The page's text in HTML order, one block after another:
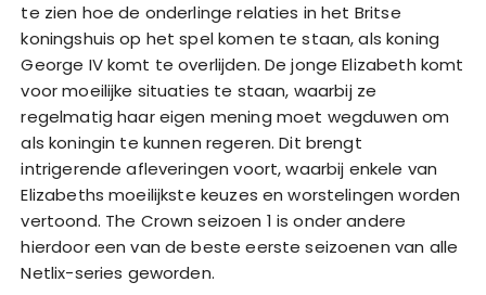
te zien hoe de onderlinge relaties in het Britse
koningshuis op het spel komen te staan, als koning
George IV komt te overlijden. De jonge Elizabeth komt
voor moeilijke situaties te staan, waarbij ze
regelmatig haar eigen mening moet wegduwen om
als koningin te kunnen regeren. Dit brengt
intrigerende afleveringen voort, waarbij enkele van
Elizabeths moeilijkste keuzes en worstelingen worden
vertoond. The Crown seizoen 1 is onder andere
hierdoor een van de beste eerste seizoenen van alle
Netlix-series geworden.